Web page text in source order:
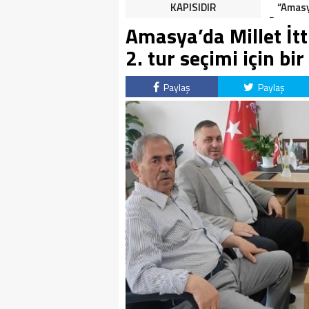
KAPISIDIR
İçin
Amasya’da Millet
2. tur seçimi için
Paylaş Paylaş